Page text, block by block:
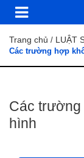
Trang chủ / LUẬT
Các trường hợp
Các
hình